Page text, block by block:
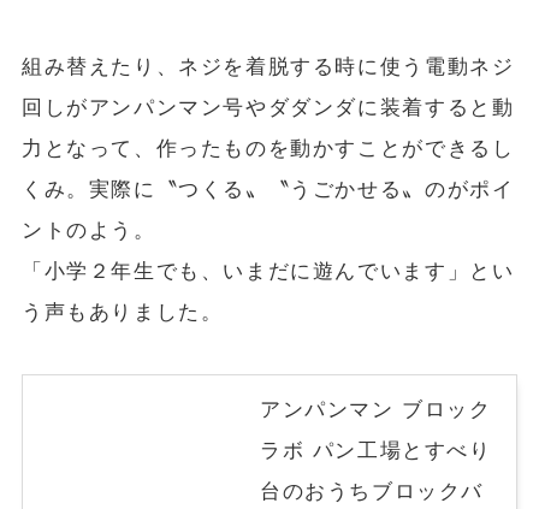
組み替えたり、ネジを着脱する時に使う電動ネジ
回しがアンパンマン号やダダンダに装着すると動
力となって、作ったものを動かすことができるし
くみ。実際に〝つくる〟〝うごかせる〟のがポイ
ントのよう。
「小学２年生でも、いまだに遊んでいます」とい
う声もありました。
アンパンマン ブロック
ラボ パン工場とすべり
台のおうちブロックバ